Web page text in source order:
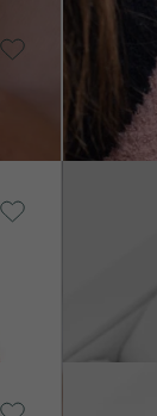
14
von € 1